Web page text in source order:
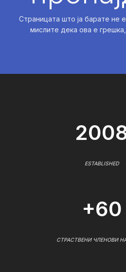
Страницата што ја барате не
мислите дека ова е грешка,
ESTABLISHED
+60
СТРАСТВЕНИ ЧЛЕНОВИ